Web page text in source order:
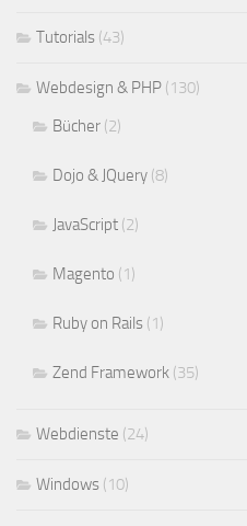
Tutorials (43)
Webdesign & PHP (130)
Bücher (2)
Dojo & JQuery (8)
JavaScript (2)
Magento (1)
Ruby on Rails (1)
Zend Framework (35)
Webdienste (24)
Windows (10)